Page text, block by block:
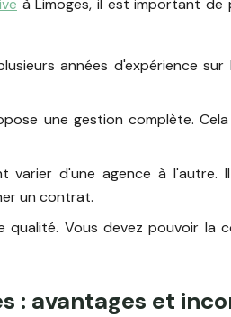
à Limoges, il est important de
années d'expérience
une gestion complète.
varier d'une agence à l'autre.
un contrat.
Vous devez pouvoir la
: avantages et